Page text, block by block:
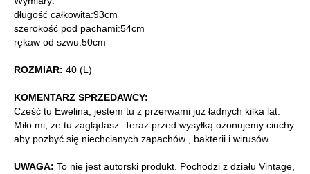
długość całkowita:93cm
szerokość pod pachami:54cm
rękaw od szwu:50cm
ROZMIAR: 40 (L)
KOMENTARZ SPRZEDAWCY:
Cześć tu Ewelina, jestem tu z przerwami już ładnych kilka lat.
Miło mi, że tu zaglądasz. Teraz przed wysyłką ozonujemy ciuchy
aby pozbyć się niechcianych zapachów , bakterii i wirusów.
UWAGA: To nie jest autorski produkt. Pochodzi z działu Vintage,